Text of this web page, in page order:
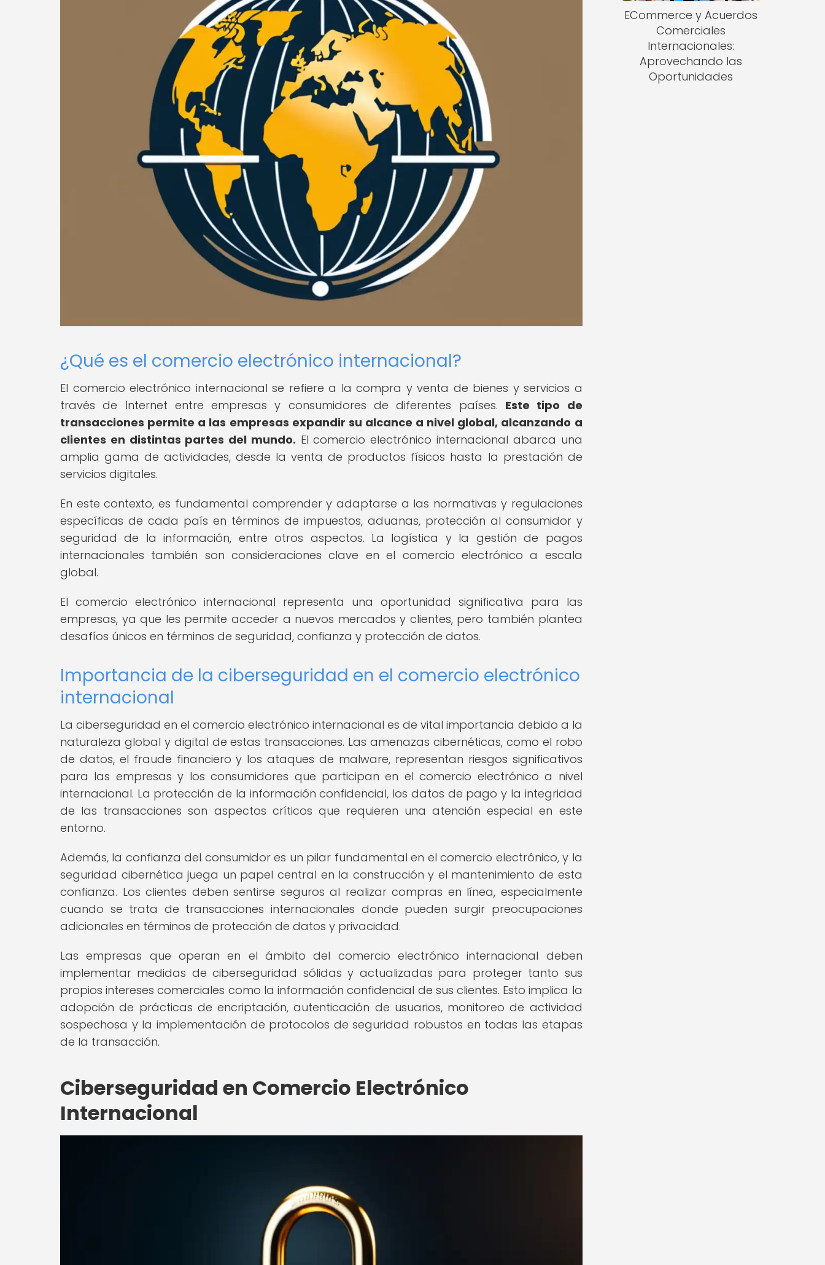
¿Qué es el comercio electrónico internacional?
El comercio electrónico internacional se refiere a la compra y venta de bienes y servicios a
través de Internet entre empresas y consumidores de diferentes países. Este tipo de
transacciones permite a las empresas expandir su alcance a nivel global, alcanzando a
clientes en distintas partes del mundo. El comercio electrónico internacional abarca una
amplia gama de actividades, desde la venta de productos físicos hasta la prestación de
servicios digitales.
En este contexto, es fundamental comprender y adaptarse a las normativas y regulaciones
específicas de cada país en términos de impuestos, aduanas, protección al consumidor y
seguridad de la información, entre otros aspectos. La logística y la gestión de pagos
internacionales también son consideraciones clave en el comercio electrónico a escala
global.
El comercio electrónico internacional representa una oportunidad significativa para las
empresas, ya que les permite acceder a nuevos mercados y clientes, pero también plantea
desafíos únicos en términos de seguridad, confianza y protección de datos.
Importancia de la ciberseguridad en el comercio electrónico
internacional
La ciberseguridad en el comercio electrónico internacional es de vital importancia debido a la
naturaleza global y digital de estas transacciones. Las amenazas cibernéticas, como el robo
de datos, el fraude financiero y los ataques de malware, representan riesgos significativos
para las empresas y los consumidores que participan en el comercio electrónico a nivel
internacional. La protección de la información confidencial, los datos de pago y la integridad
de las transacciones son aspectos críticos que requieren una atención especial en este
entorno.
Además, la confianza del consumidor es un pilar fundamental en el comercio electrónico, y la
seguridad cibernética juega un papel central en la construcción y el mantenimiento de esta
confianza. Los clientes deben sentirse seguros al realizar compras en línea, especialmente
cuando se trata de transacciones internacionales donde pueden surgir preocupaciones
adicionales en términos de protección de datos y privacidad.
Las empresas que operan en el ámbito del comercio electrónico internacional deben
implementar medidas de ciberseguridad sólidas y actualizadas para proteger tanto sus
propios intereses comerciales como la información confidencial de sus clientes. Esto implica la
adopción de prácticas de encriptación, autenticación de usuarios, monitoreo de actividad
sospechosa y la implementación de protocolos de seguridad robustos en todas las etapas
de la transacción.
Ciberseguridad en Comercio Electrónico
Internacional
ECommerce y Acuerdos
Comerciales
Internacionales:
Aprovechando las
Oportunidades